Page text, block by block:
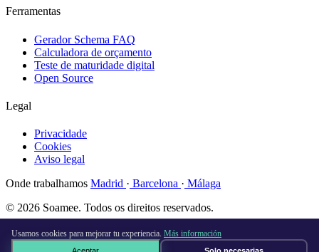
Ferramentas
Gerador Schema FAQ
Calculadora de orçamento
Teste de maturidade digital
Open Source
Legal
Privacidade
Cookies
Aviso legal
Onde trabalhamos Madrid · Barcelona · Málaga
© 2026 Soamee. Todos os direitos reservados.
Feito com♥em Madrid
Usamos cookies para mejorar tu experiencia. Más información